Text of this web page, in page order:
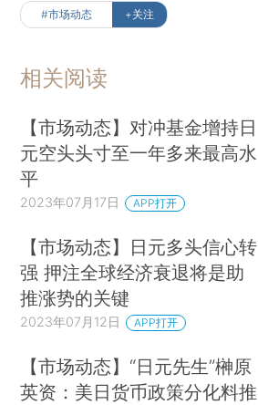
#市场动态 +关注
相关阅读
【市场动态】对冲基金增持日
元空头头寸至一年多来最高水
平
2023年07月17日 APP打开
【市场动态】日元多头信心转
强 押注全球经济衰退将是助
推涨势的关键
2023年07月12日 APP打开
【市场动态】“日元先生”榊原
英资：美日货币政策分化料推